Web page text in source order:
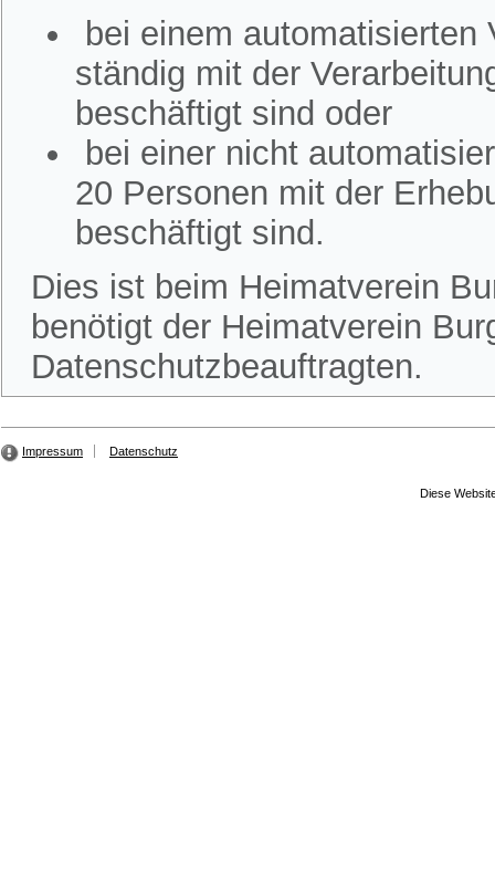
bei einem
ständig mit der
beschäftigt sind oder
bei einer nicht
20 Personen mit der
beschäftigt sind.
Dies ist beim Heimatverein
benötigt der Heimatverein
Datenschutzbeauftragten.
Impressum Datenschutz
Diese